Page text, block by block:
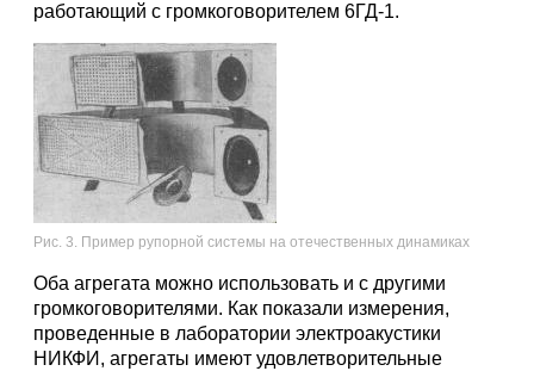
работающий с громкоговорителем 6ГД-1.
Рис. 3. Пример рупорной системы на отечественных динамиках
Оба агрегата можно использовать и с другими
громкоговорителями. Как показали измерения,
проведенные в лаборатории электроакустики
НИКФИ, агрегаты имеют удовлетворительные